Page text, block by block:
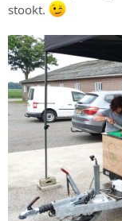
stookt.